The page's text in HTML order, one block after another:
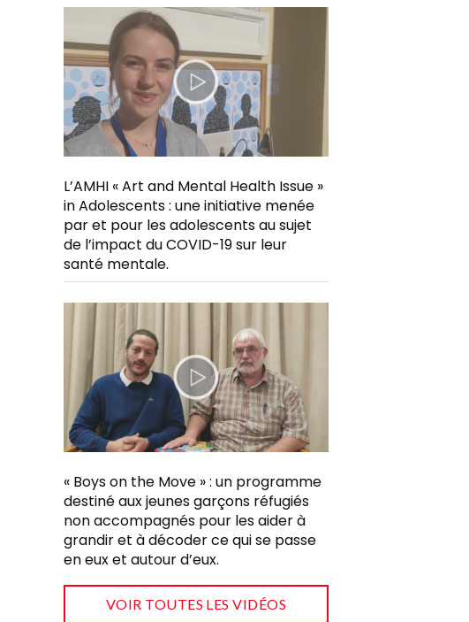
L’AMHI « Art and Mental Health Issue »
in Adolescents : une initiative menée
par et pour les adolescents au sujet
de l’impact du COVID-19 sur leur
santé mentale.
« Boys on the Move » : un programme
destiné aux jeunes garçons réfugiés
non accompagnés pour les aider à
grandir et à décoder ce qui se passe
en eux et autour d’eux.
VOIR TOUTES LES VIDÉOS